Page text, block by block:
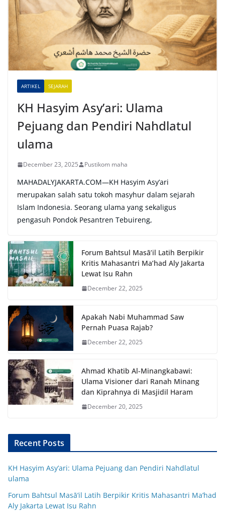
a
t
i
v
ARTIKEL SEJARAH
KH Hasyim Asy’ari: Ulama
Pejuang dan Pendiri Nahdlatul
ulama
December 23, 2025 Pustikom maha
MAHADALYJAKARTA.COM—KH Hasyim Asy’ari
merupakan salah satu tokoh masyhur dalam sejarah
Islam Indonesia. Seorang ulama yang sekaligus
pengasuh Pondok Pesantren Tebuireng,
Forum Bahtsul Masā’il Latih Berpikir
Kritis Mahasantri Ma’had Aly Jakarta
Lewat Isu Rahn
December 22, 2025
Apakah Nabi Muhammad Saw
Pernah Puasa Rajab?
December 22, 2025
Ahmad Khatib Al-Minangkabawi:
Ulama Visioner dari Ranah Minang
dan Kiprahnya di Masjidil Haram
December 20, 2025
Recent Posts
KH Hasyim Asy’ari: Ulama Pejuang dan Pendiri Nahdlatul
ulama
Forum Bahtsul Masā’il Latih Berpikir Kritis Mahasantri Ma’had
Aly Jakarta Lewat Isu Rahn